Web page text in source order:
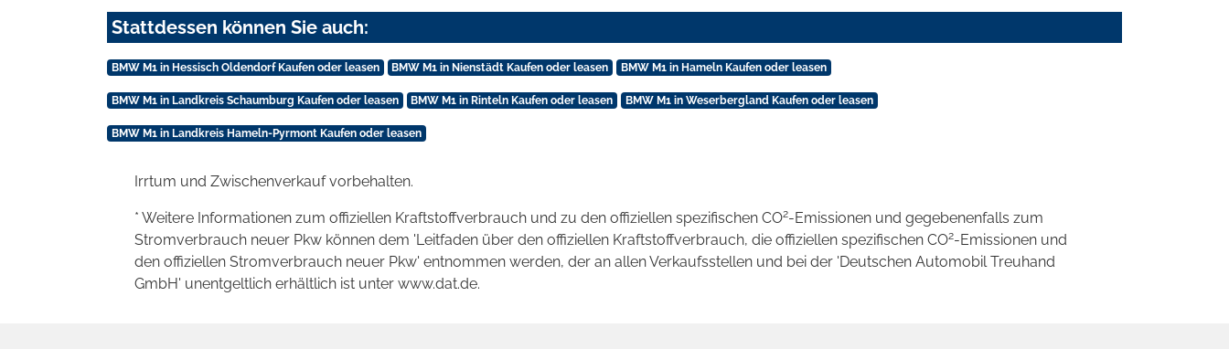
Stattdessen können Sie auch:
BMW M1 in Hessisch Oldendorf Kaufen oder leasen BMW M1 in Nienstädt Kaufen oder leasen BMW M1 in Hameln Kaufen oder leasen
BMW M1 in Landkreis Schaumburg Kaufen oder leasen BMW M1 in Rinteln Kaufen oder leasen BMW M1 in Weserbergland Kaufen oder leasen
BMW M1 in Landkreis Hameln-Pyrmont Kaufen oder leasen
Irrtum und Zwischenverkauf vorbehalten.
* Weitere Informationen zum offiziellen Kraftstoffverbrauch und zu den offiziellen spezifischen CO2-Emissionen und gegebenenfalls zum
Stromverbrauch neuer Pkw können dem 'Leitfaden über den offiziellen Kraftstoffverbrauch, die offiziellen spezifischen CO2-Emissionen und
den offiziellen Stromverbrauch neuer Pkw' entnommen werden, der an allen Verkaufsstellen und bei der 'Deutschen Automobil Treuhand
GmbH' unentgeltlich erhältlich ist unter www.dat.de.